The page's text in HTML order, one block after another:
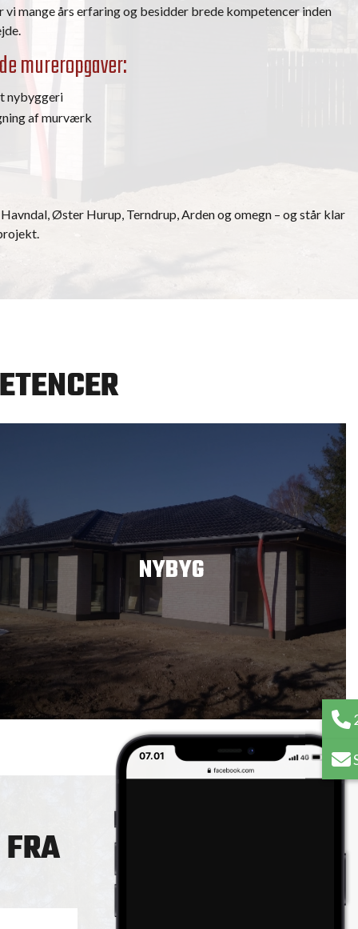
vi mange års erfaring og besidder brede kompetencer inden
mureropgaver:
nybyggeri
af murværk
Øster Hurup, Terndrup, Arden og omegn – og står klar
NYBYG
FRA
07.01